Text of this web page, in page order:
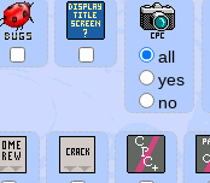
all
yes
no